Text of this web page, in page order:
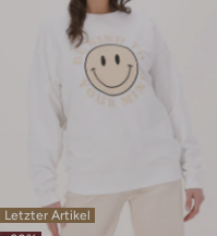
Letzter Artikel